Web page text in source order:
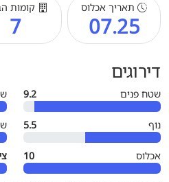
תאריך אכלוס
07.25
קומות
7
דירוגים
שטח פנים 9.2
נוף 5.5
אכלוס 10